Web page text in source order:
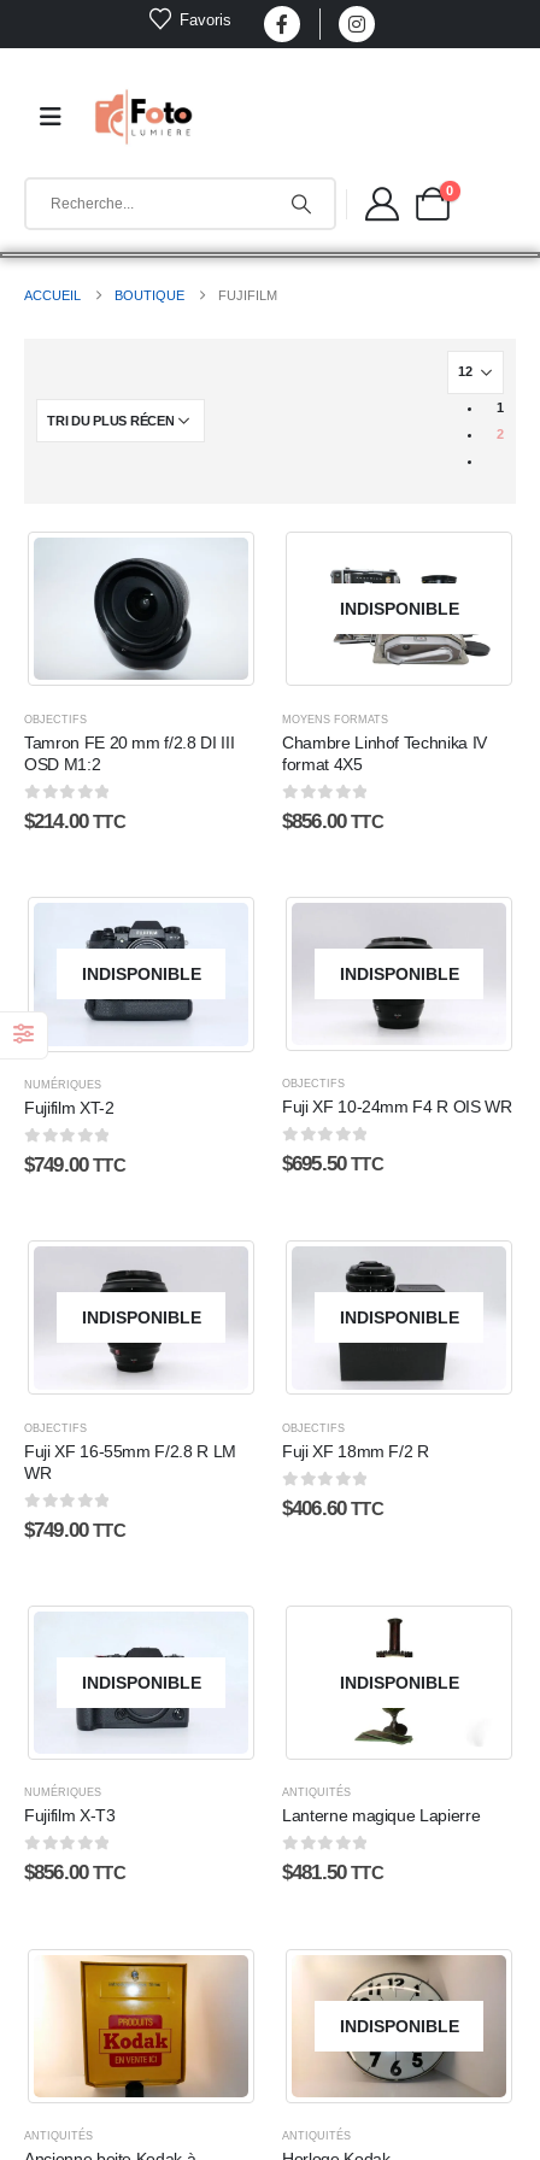
Favoris
0
ACCUEIL BOUTIQUE FUJIFILM
1
2
OBJECTIFS
Tamron FE 20 mm f/2.8 DI III
OSD M1:2
0sur 5
$214.00 TTC
INDISPONIBLE
MOYENS FORMATS
Chambre Linhof Technika IV
format 4X5
0sur 5
$856.00 TTC
INDISPONIBLE
NUMÉRIQUES
Fujifilm XT-2
0sur 5
$749.00 TTC
INDISPONIBLE
OBJECTIFS
Fuji XF 10-24mm F4 R OIS WR
0sur 5
$695.50 TTC
INDISPONIBLE
OBJECTIFS
Fuji XF 16-55mm F/2.8 R LM
WR
0sur 5
$749.00 TTC
INDISPONIBLE
OBJECTIFS
Fuji XF 18mm F/2 R
0sur 5
$406.60 TTC
INDISPONIBLE
NUMÉRIQUES
Fujifilm X-T3
0sur 5
$856.00 TTC
INDISPONIBLE
ANTIQUITÉS
Lanterne magique Lapierre
0sur 5
$481.50 TTC
ANTIQUITÉS
INDISPONIBLE
ANTIQUITÉS